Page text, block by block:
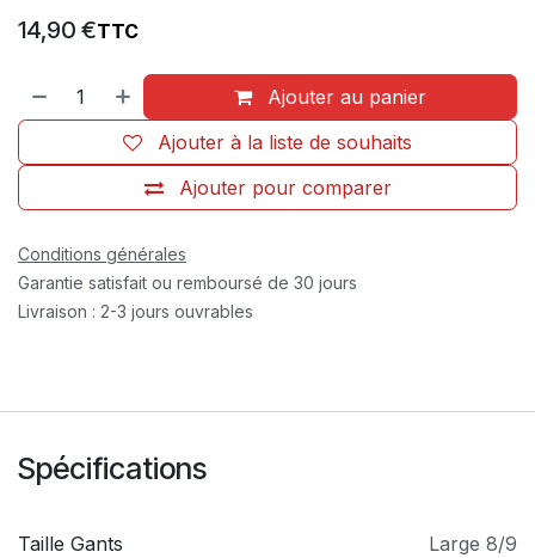
14,90 €TTC
Ajouter au panier
Ajouter pour comparer
Ajouter à la liste de souhaits
Conditions générales
Garantie satisfait ou remboursé de 30 jours
Livraison : 2-3 jours ouvrables
Spécifications
Taille Gants Large 8/9